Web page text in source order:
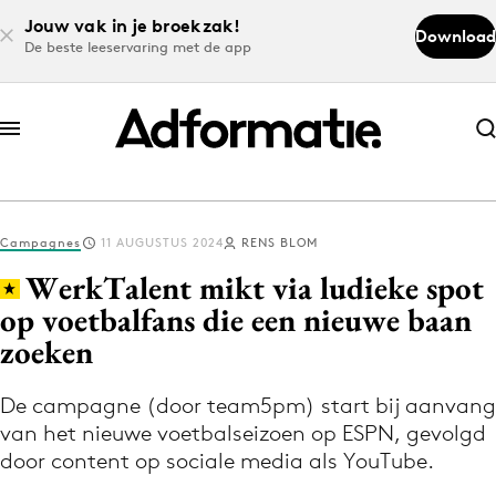
Jouw vak in je broekzak!
De beste leeservaring met de app
Download
Abonneer nu
Abonneer nu
Log in
Volg het laatste nieuws via de Adformatie
Nieuws app
Campagnes 11 AUGUSTUS 2024 RENS BLOM
WerkTalent mikt via ludieke spot
op voetbalfans die een nieuwe baan
zoeken
De campagne (door team5pm) start bij aanvang
van het nieuwe voetbalseizoen op ESPN, gevolgd
door content op sociale media als YouTube.